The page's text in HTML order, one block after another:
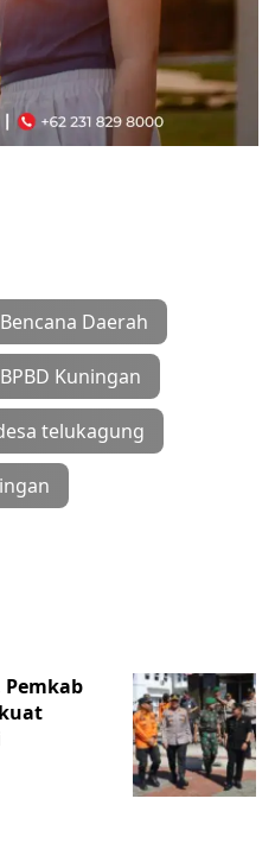
Daerah
BPBD Kuningan
telukagung